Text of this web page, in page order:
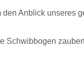
Anblick unseres
Schwibbogen